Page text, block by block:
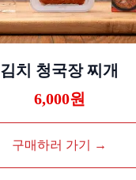
김치 청국장 찌개
6,000원
구매하러 가기 →